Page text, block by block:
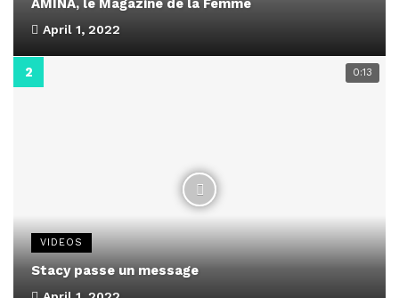
AMINA, le Magazine de la Femme
April 1, 2022
0:13
VIDEOS
Stacy passe un message